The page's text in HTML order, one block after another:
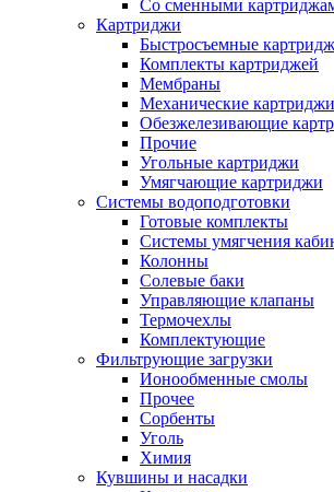
Со сменными
Картриджи
Быстросъемные
Комплекты картриджей
Мембраны
Механические картриджи
Обезжелезивающие
Прочие
Угольные картриджи
Умягчающие картриджи
Системы водоподготовки
Готовые комплекты
Системы умягчения
Колонны
Солевые баки
Управляющие клапаны
Термочехлы
Комплектующие
Фильтрующие загрузки
Ионообменные смолы
Прочее
Сорбенты
Уголь
Химия
Кувшины и насадки